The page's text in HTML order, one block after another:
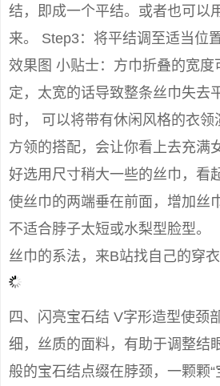
结，即成一个平结。或者也可以
来。 Step3：将平结调至适当位
效果图 小贴士：方巾折叠的宽度
定，太宽的话导致整条丝巾失去
时， 可以将带有休闲风格的衣领
方领的搭配，会让你看上去充满
好选用尺寸稍大一些的丝巾，看
使丝巾的两端垂在前面，增加丝
不适合脖子太短或水梨型脸型。
丝巾的系法，来B站找自己的穿
四、闪亮宝石结 V字形造型使颈
细，丝质的面料，有助于调整结
般的宝石结点缀在脖颈，一颗颗“